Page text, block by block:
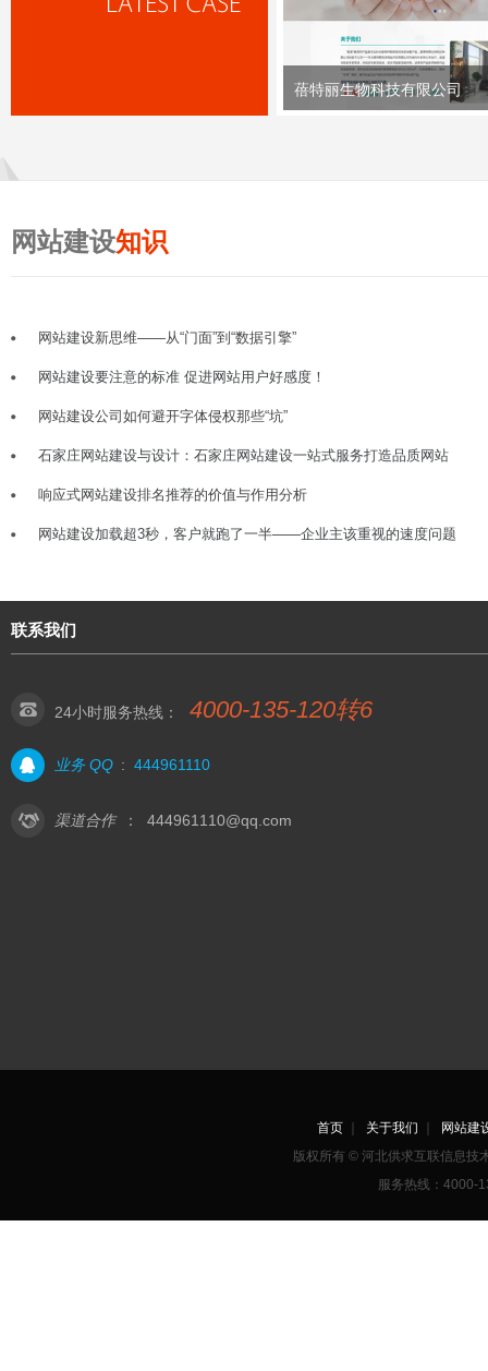
蓓特丽生物科技有限公司
网站建设知识
网站建设新思维——从“门面”到“数据引擎”
网站建设要注意的标准 促进网站用户好感度！
网站建设公司如何避开字体侵权那些“坑”
石家庄网站建设与设计：石家庄网站建设一站式服务打造品质网站
响应式网站建设排名推荐的价值与作用分析
网站建设加载超3秒，客户就跑了一半——企业主该重视的速度问题
联系我们
24小时服务热线： 4000-135-120转6
业务 QQ : 444961110
渠道合作 ： 444961110@qq.com
首页｜ 关于我们
网站建
版权所有 © 河北供求互联信息
服务热线：4000-